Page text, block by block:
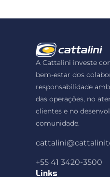
A Cattalini investe
bem-estar dos
responsabilidade
das operações, no
clientes e no
comunidade.
+55 41 3420-3500
Links